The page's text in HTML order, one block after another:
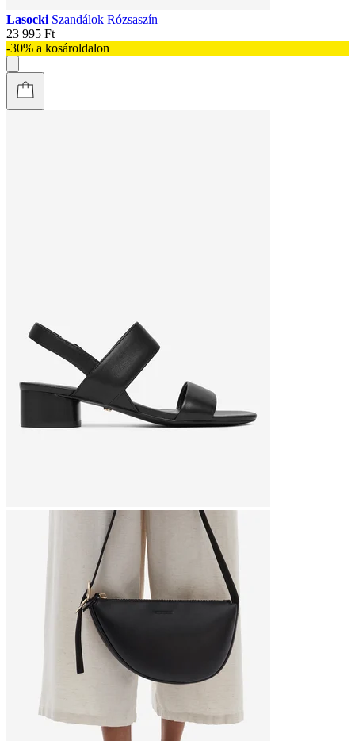
Lasocki Szandálok Rózsaszín
23 995 Ft
-30% a kosároldalon